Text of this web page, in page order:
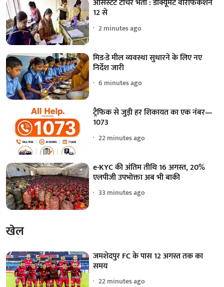
असिस्टेंट टीचर भर्ती : डॉक्यूमेंट वेरिफिकेशन
12 से
2 minutes ago
मिड-डे मील व्यवस्था सुधारने के लिए नए
निर्देश जारी
6 minutes ago
ट्रैफिक से जुड़ी हर शिकायत का एक नंबर—
1073
22 minutes ago
e-KYC की अंतिम तीथि 16 अगस्त, 20%
एलपीजी उपभोक्ता अब भी बाकी
33 minutes ago
खेल
जमशेदपुर FC के पास 12 अगस्त तक का
समय
22 minutes ago